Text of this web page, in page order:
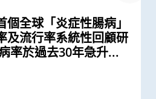
個全球「炎症性腸病」
及流行率系統性回顧研
率於過去30年急升...
生物辨別慢性腸道疾病
症性腸病新增個案高踞
大成立資料庫助市民
十」跨學科研究 拆解
態如何降低嬰兒患炎症
態失衡為「炎症性腸
隊獲近1,600萬港元資
致力遏止全球個案...
球大腸癌發病率有年輕
個幽門螺旋菌流行病學
44億人感染 亞洲包括
帶菌者
究確認新大腸癌高風險
微生物移植」治療難辨
為傳統抗生素治療的3
來十年香港每千人將有
腸病 醫療負擔飆升至
情況急需正視
爾加里大學領導全球
流行病學研究 建立炎
變模型 預測各地區...
科率領全球多國專家制
非入侵性生物標誌
生態失衡情況與新冠患
「微生態免疫力配
冠患者康復 有望提...
冠患者腸道微生態現失
益生菌配方平衡腸道
免疫力
響一生 中大團隊研
之謎
傑出學者 獲裘槎基金
秀醫學科研者獎2020」
劑量三環抗抑鬱藥有助
能失調
間「微生物移植及研究
聯手研頂尖醫學科技
療消化道及心血管疾病
蘇黎世聯邦理工學院結
醫學科技治腸胃病
立消化疾病研究國家重
化道疾病診治水平
獲頒中國工程界最高榮
技獎」 成為今屆醫藥
港學者
兒早期表觀遺傳改變及
響日後腦部發展
「琢妍醫學人才培育計
尖女性人才 善用香港
際女性醫學科研人...
節腸道菌群 成功紓緩
過敏症狀
尿支援計劃」為逾900
提供連續血糖監測儀
控血糖 大幅降低嚴...
研究合作 中大開發首
預測模型
近20年追蹤研究 揭示
期血糖上升對孕婦及子
險
糖尿病對香港生產力
損失 年輕群組影響尤
炎研究重要突破 成功
頭 亦可保護關節結構
活方式的介入治療方案
滋病病毒感染者的代謝
度清潔消毒增加濕疹等
兒童宏基因組組裝基因
） 促進生命早期微
妊娠糖尿病孕婦腸道微
兒早期神經發育
生物開發精準工具診斷
評估自閉風險 另一先
節腸道微生態可緩...
單一導管同時修補二尖
嚴重心瓣倒流新突破
全國首位女性醫生科學
研究學者」其領導之新
拆解飲食如何影響...
者當選歐洲科學院外籍
醫學及獸醫科學」僅
者
成功開發機器學習模型
尿病患者未來一年罹患
險
峽炎鏈球菌可引致胃癌
娟教授成香港首位醫生
基石研究員
風濕關節炎患者日服5
出現心血管疾病的風
及科興引發之「T細胞
防不同新冠病毒變異株
在全球及本港發病率明
區發病率較高
標記可預測糖尿病人患
糖尿病精準治療的潛
冠口服藥有效降低院舍
險及防止病情惡化
臨床研究證實口服微膠
有效紓緩新冠後遺症
亞洲最大型長新冠研究
狀如性功能障礙困擾逾
授黃秀娟教授就職演
它』千百度」
評估愛滋病病毒感染者
尿病前期患者患糖尿病
90% 心血管疾病風險增
服用RASi類藥物可以
晚期腎病患者出現心腎
糖波動不穩的肥胖型糖
患癌風險 並證實接受
物的糖尿病患者患...
管局支持開展香港首個
協助政府策劃更全面
務
院聯合研究發現已接種
新型冠狀病毒變異株
同的新冠病毒變異...
際研究顯示 成人1 型
病率較傳統預期高
協會最新調查顯示 本
激」情況令人關注 疫
留意腸胃問題或反映...
糞便細菌基因偵測大
靈敏度逾九成
在體內快速傳輸的「生
機械人」 突破現有儀
腔道治療消化道疾病
指幼兒成為新冠病毒
的風險不容忽視 病毒
的比例偏高 持續帶...
指出優化腸道微生態有
安全及成效
者的腸道內缺乏可調節
成新冠患者出現「長
微生態失衡成關鍵
全球糖尿病知名專家合
》制定糖尿病多元綜
胰臟癌有全球上升及年
升幅度較高
防癌計劃公布首3,500
顯示「一站式多樣癌
尿病死亡率及併發症發
輕糖尿病患者情況未
患者糞便帶病毒 可成
新冠病毒檢測中心 致
便檢測
冠肺炎患者常見有肝臟
測患者肝功能 及早發
斯利康首度合作糖尿病
球應對糖尿病腎病新
合症華人女性的糖尿病
士的4倍
活動有助減低衰老狀況
」長者逆轉為「非衰
人免費驗腦 開展人口
港腦健康狀況
眠窒息症未經治療患者
心血管問題 籲手術前
評估以減風險
菱治療柏金遜綜合症研
研嶄新方法 減慢柏金
快速眼動睡眠行為障
柏金遜病家族遺傳傾
期症狀如便秘 可提...
位糖尿病患者有1位出
降
孕婦女注意體重增幅
屑病關節炎患者炎症綜
能降低罹患心血管疾
位華人獲頒「美國腸胃
袖大獎」
心防癌計劃」啟動 免
行檢測 研肥胖與多種
人口制訂標準化認知測
障礙症患者
酒精性脂肪肝誘發肝癌
康復者仍存罹患肝癌風
個以「視網膜影像」篩
症研究
顫動引致中風個案15
及早服用抗凝血藥預防
居診治睡眠窒息症成效
公立醫院成人個案 大
時間
婦作口服葡萄糖耐量測
患妊娠糖尿 研究發現
險為同齡兒童3倍
肪肝問題不是肥胖人士
大腸癌關注月」
項「針對亞士匹靈引致
發現 停服亞士匹靈可
疾病及死亡風險逾...
球首位華人獲頒「世界
風貢獻獎」 全球首創
風患者復修腦部功...
5名糖尿病患者中 1人
重肝纖維化或肝硬化
認知障礙預防研究中心
網站提供認知障礙症資
個華人「早發性認知障
冊
用3D打印技術於複雜
國專家合作研究 發現
法
專家領導一項全球研究
治療「小中風」可降低
呼吸道病毒進行全港首
發現「呼吸道合胞病
感」為兩大致命病毒
項針對肥胖「睡眠窒息
式研究 證實個人化輔
病情
三名社區長者就有一人
世界中風日呼籲及早
高頻信號檢測」技術以
圍 有效提升複雜性腦
三成
昌教授於《刺針》發表
強調醫院感染控制措
為重要
治療標準逆轉腦血管硬
示本港每年逾十萬非酒
帝國學院共同推動創新
關顧 可減少受情緒困
院百分比
攜手研究 發現抑鬱症
為障礙或是腦退化先兆
植入「脈衝產生器」醫
顫篩查及藥物教育 助
險
查 發現65歲或以上的
已踏入前期衰老
者患抑鬱症風險為一般
分鐘問卷及早評估糖
康狀況
中風風險 中大證實
型術」成效顯著
威院推行24小時遠程
務
性腎病透析患者就業研
患者接受透析前的早期
的最新藥物治療方法
險評估指數 準確預測
風險
榮獲國家教育部高等學
成果獎 為本港院校之
交通大學成功發現預測
基因標記
維心臟超聲波以識别高
患者
沙士十年 — 醫護專業
顧與前瞻 提升防治
性手法護理末期腦退化
難
港頭號癌症 中大引入
助預防大腸癌
取過量鹽份會導致高血
會
眠健康教育及改善計劃
健康校園生活
團隊攜手成功發現腦癇
專家倡議慢性腎病早期
成無病徵的市民被確診
瘤
爾蒙誘發肝癌基因 解
女性高之謎
管狹窄進行支架成型治
患者植入心臟肌肉收
著
頒本年度裘槎基金會優
重人類豬型流感的最新